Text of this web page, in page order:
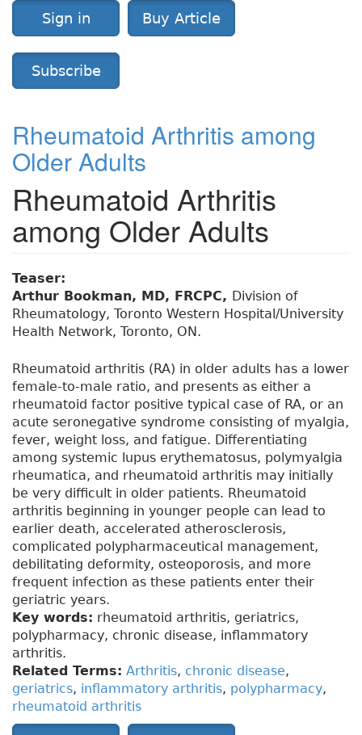
Sign in Buy Article
Subscribe
Rheumatoid Arthritis among
Older Adults
Rheumatoid Arthritis
among Older Adults
Teaser:
Arthur Bookman, MD, FRCPC, Division of
Rheumatology, Toronto Western Hospital/University
Health Network, Toronto, ON.
Rheumatoid arthritis (RA) in older adults has a lower
female-to-male ratio, and presents as either a
rheumatoid factor positive typical case of RA, or an
acute seronegative syndrome consisting of myalgia,
fever, weight loss, and fatigue. Differentiating
among systemic lupus erythematosus, polymyalgia
rheumatica, and rheumatoid arthritis may initially
be very difficult in older patients. Rheumatoid
arthritis beginning in younger people can lead to
earlier death, accelerated atherosclerosis,
complicated polypharmaceutical management,
debilitating deformity, osteoporosis, and more
frequent infection as these patients enter their
geriatric years.
Key words: rheumatoid arthritis, geriatrics,
polypharmacy, chronic disease, inflammatory
arthritis.
Related Terms: Arthritis, chronic disease,
geriatrics, inflammatory arthritis, polypharmacy,
rheumatoid arthritis